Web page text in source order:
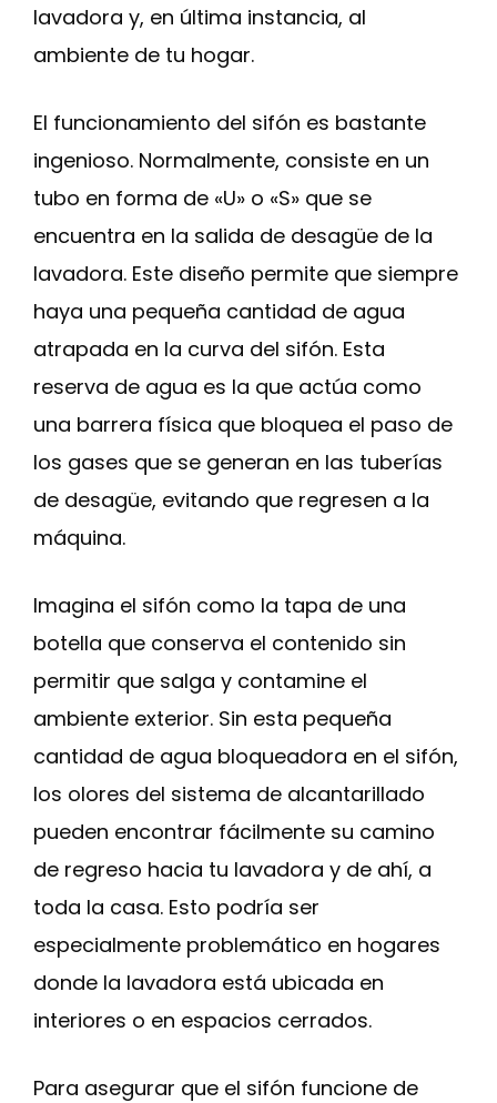
lavadora y, en última instancia, al
ambiente de tu hogar.
El funcionamiento del sifón es bastante
ingenioso. Normalmente, consiste en un
tubo en forma de «U» o «S» que se
encuentra en la salida de desagüe de la
lavadora. Este diseño permite que siempre
haya una pequeña cantidad de agua
atrapada en la curva del sifón. Esta
reserva de agua es la que actúa como
una barrera física que bloquea el paso de
los gases que se generan en las tuberías
de desagüe, evitando que regresen a la
máquina.
Imagina el sifón como la tapa de una
botella que conserva el contenido sin
permitir que salga y contamine el
ambiente exterior. Sin esta pequeña
cantidad de agua bloqueadora en el sifón,
los olores del sistema de alcantarillado
pueden encontrar fácilmente su camino
de regreso hacia tu lavadora y de ahí, a
toda la casa. Esto podría ser
especialmente problemático en hogares
donde la lavadora está ubicada en
interiores o en espacios cerrados.
Para asegurar que el sifón funcione de